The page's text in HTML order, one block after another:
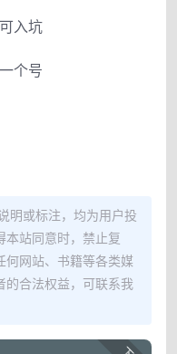
入坑
个号
明或标注，均为用户投
本站同意时，禁止复
何网站、书籍等各类媒
的合法权益，可联系我